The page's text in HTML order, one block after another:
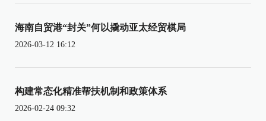
海南自贸港“封关”何以撬动亚太经贸棋局
2026-03-12 16:12
构建常态化精准帮扶机制和政策体系
2026-02-24 09:32